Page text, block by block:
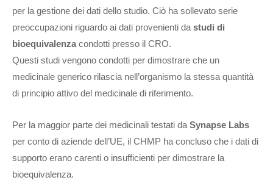
per la gestione dei dati dello studio. Ciò ha sollevato serie
preoccupazioni riguardo ai dati provenienti da studi di
bioequivalenza condotti presso il CRO.
Questi studi vengono condotti per dimostrare che un
medicinale generico rilascia nell’organismo la stessa quantità
di principio attivo del medicinale di riferimento.
Per la maggior parte dei medicinali testati da Synapse Labs
per conto di aziende dell’UE, il CHMP ha concluso che i dati di
supporto erano carenti o insufficienti per dimostrare la
bioequivalenza.